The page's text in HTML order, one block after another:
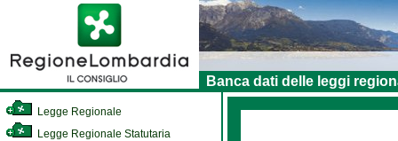
Banca dati delle leggi
Legge Regionale
Legge Regionale Statutaria